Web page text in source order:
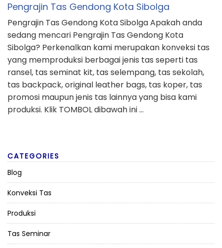
Pengrajin Tas Gendong Kota Sibolga
Pengrajin Tas Gendong Kota Sibolga Apakah anda
sedang mencari Pengrajin Tas Gendong Kota
Sibolga? Perkenalkan kami merupakan konveksi tas
yang memproduksi berbagai jenis tas seperti tas
ransel, tas seminat kit, tas selempang, tas sekolah,
tas backpack, original leather bags, tas koper, tas
promosi maupun jenis tas lainnya yang bisa kami
produksi. Klik TOMBOL dibawah ini …
CATEGORIES
Blog
Konveksi Tas
Produksi
Tas Seminar